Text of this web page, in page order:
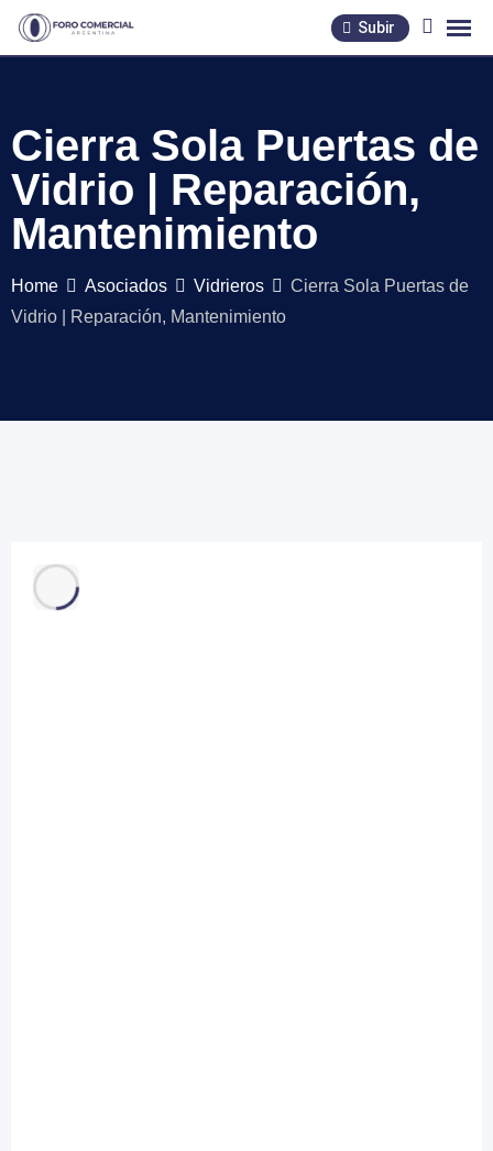
Skip
Subir
Cierra Sola Puertas de
Vidrio | Reparación,
Mantenimiento
Home Asociados Vidrieros
Cierra Sola Puertas de
Vidrio | Reparación, Mantenimiento